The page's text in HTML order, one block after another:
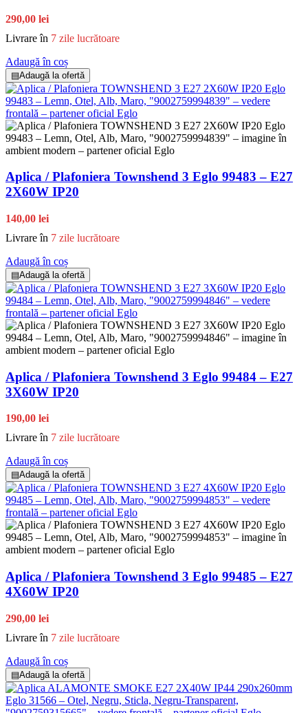
290,00 lei
Livrare în 7 zile lucrătoare
Adaugă în coș
▤Adaugă la ofertă
Aplica / Plafoniera Townshend 3 Eglo 99483 – E27
2X60W IP20
140,00 lei
Livrare în 7 zile lucrătoare
Adaugă în coș
▤Adaugă la ofertă
Aplica / Plafoniera Townshend 3 Eglo 99484 – E27
3X60W IP20
190,00 lei
Livrare în 7 zile lucrătoare
Adaugă în coș
▤Adaugă la ofertă
Aplica / Plafoniera Townshend 3 Eglo 99485 – E27
4X60W IP20
290,00 lei
Livrare în 7 zile lucrătoare
Adaugă în coș
▤Adaugă la ofertă